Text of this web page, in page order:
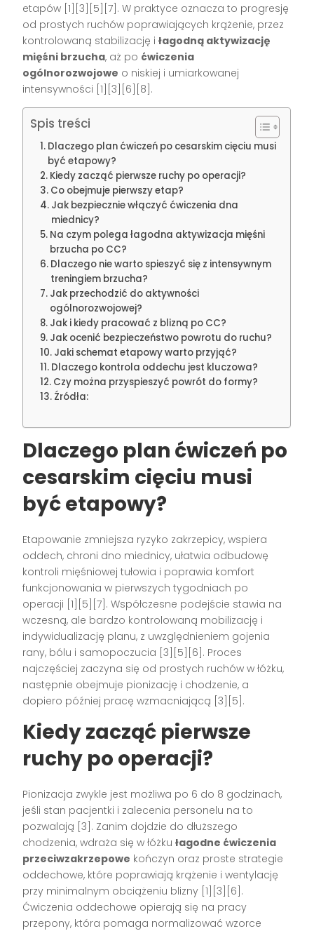
etapów [1][3][5][7]. W praktyce oznacza to progresję
od prostych ruchów poprawiających krążenie, przez
kontrolowaną stabilizację iłagodną aktywizację
mięśni brzucha, aż po ćwiczenia
ogólnorozwojowe o niskiej i umiarkowanej
intensywności [1][3][6][8].
Spis treści
Dlaczego plan ćwiczeń po cesarskim cięciu musi
być etapowy?
Kiedy zacząć pierwsze ruchy po operacji?
Co obejmuje pierwszy etap?
Jak bezpiecznie włączyć ćwiczenia dna
miednicy?
Na czym polega łagodna aktywizacja mięśni
brzucha po CC?
Dlaczego nie warto spieszyć się z intensywnym
treningiem brzucha?
Jak przechodzić do aktywności
ogólnorozwojowej?
Jak i kiedy pracować z blizną po CC?
Jak ocenić bezpieczeństwo powrotu do ruchu?
Jaki schemat etapowy warto przyjąć?
Dlaczego kontrola oddechu jest kluczowa?
Czy można przyspieszyć powrót do formy?
Źródła:
Dlaczego plan ćwiczeń po
cesarskim cięciu musi
być etapowy?
Etapowanie zmniejsza ryzyko zakrzepicy, wspiera
oddech, chroni dno miednicy, ułatwia odbudowę
kontroli mięśniowej tułowia i poprawia komfort
funkcjonowania w pierwszych tygodniach po
operacji [1][5][7]. Współczesne podejście stawia na
wczesną, ale bardzo kontrolowaną mobilizację i
indywidualizację planu, z uwzględnieniem gojenia
rany, bólu i samopoczucia [3][5][6]. Proces
najczęściej zaczyna się od prostych ruchów w łóżku,
następnie obejmuje pionizację i chodzenie, a
dopiero później pracę wzmacniającą [3][5].
Kiedy zacząć pierwsze
ruchy po operacji?
Pionizacja zwykle jest możliwa po 6 do 8 godzinach,
jeśli stan pacjentki i zalecenia personelu na to
pozwalają [3]. Zanim dojdzie do dłuższego
chodzenia, wdraża się w łóżkułagodne ćwiczenia
przeciwzakrzepowe kończyn oraz proste strategie
oddechowe, które poprawiają krążenie i wentylację
przy minimalnym obciążeniu blizny [1][3][6].
Ćwiczenia oddechowe opierają się na pracy
przepony, która pomaga normalizować wzorce